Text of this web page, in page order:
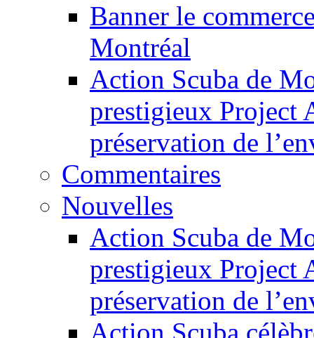
Banner le
Montréal
Action Scuba de
prestigieux Project
préservation de
Commentaires
Nouvelles
Action Scuba de
prestigieux Project
préservation de